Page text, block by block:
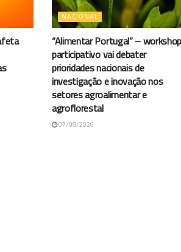
NACIONAL
“Alimentar Portugal” – workshop
participativo vai debater
prioridades nacionais de
investigação e inovação nos
setores agroalimentar e
agroflorestal
07/08/2026